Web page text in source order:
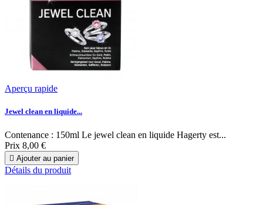
Aperçu rapide
Jewel clean en liquide...
Contenance : 150ml Le jewel clean en liquide Hagerty est...
Prix 8,00 €
 Ajouter au panier
Détails du produit